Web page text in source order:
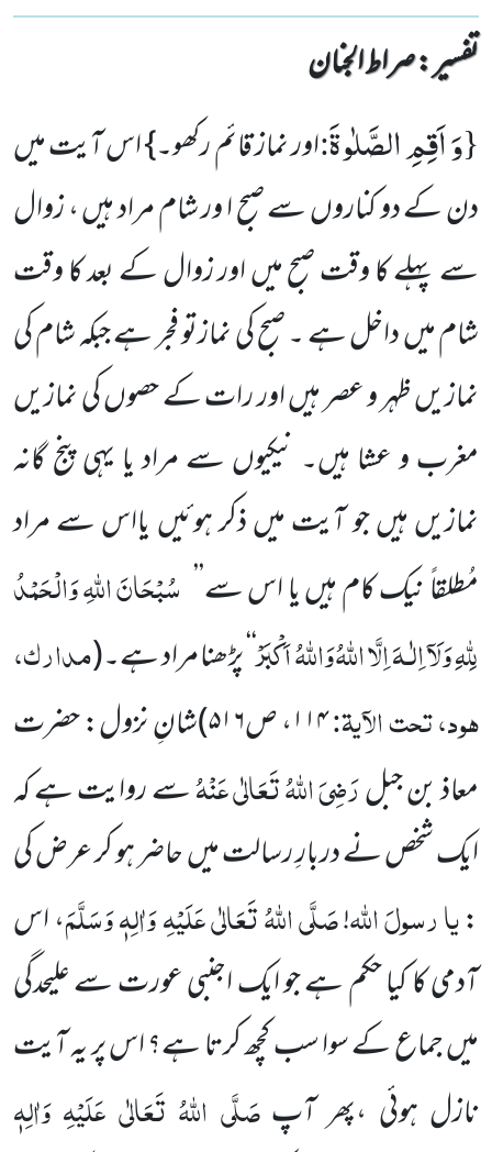
تفسیر : ‎صراط الجنان
{وَ اَقِمِ الصَّلٰوةَ:اور نماز قائم رکھو۔} اس آیت میں
دن کے دو کناروں سے صبح ا ور شام مراد ہیں ، زوال
سے پہلے کا وقت صبح میں اور زوال کے بعد کا وقت
شام میں داخل ہے ۔ صبح کی نمازتو فجر ہے جبکہ شام کی
نمازیں ظہر و عصر ہیں اور رات کے حصوں کی نمازیں
مغرب و عشا ہیں۔ نیکیوں سے مراد یا یہی پنج گانہ
نمازیں ہیں جو آیت میں ذکر ہوئیں یااس سے مراد
مُطلقاً نیک کام ہیں یا اس سے’’ سُبْحَانَ اللہِ وَالْحَمْدُ
لِلّٰہِ وَلَآ اِلٰـہَ اِلَّا اللہُ وَاللہُ اَکْبَرْ‘‘ پڑھنا مراد ہے۔(مدارک،
ہود، تحت الآیۃ:۱۱۴، ص۵۱۶)شانِ نزول: حضرت
معاذ بن جبلرَضِیَ اللہُ تَعَالٰی عَنْہُسے روایت ہے کہ
ایک شخص نے دربارِ رسالت میں حاضر ہو کر عرض کی
:یارسولَاللہ!صَلَّی اللہُ تَعَالٰی عَلَیْہِ وَاٰلِہٖ وَسَلَّمَ، اس
آدمی کا کیا حکم ہے جو ایک اجنبی عورت سے علیحدگی
میں جماع کے سوا سب کچھ کرتا ہے؟ اس پر یہ آیت
نازل ہوئی ،پھر آپصَلَّی اللہُ تَعَالٰی عَلَیْہِ وَاٰلِہٖ